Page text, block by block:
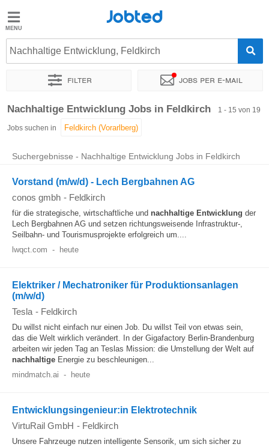
Jobted
Jobs
Jobted
Nachhaltige Entwicklung, Feldkirch
Filter Jobs per e-mail
Sortieren nach Genauer Standort Unternehmen
Nachhaltige Entwicklung Jobs in Feldkirch 1 - 15 von 19
Jobs suchen in
Suchergebnisse - Nachhaltige Entwicklung Jobs in Feldkirch
Vorstand (m/w/d) - Lech Bergbahnen AG
conos gmbh - Feldkirch
für die strategische, wirtschaftliche und nachhaltige Entwicklung der
Lech Bergbahnen AG und setzen richtungsweisende Infrastruktur-,
Seilbahn- und Tourismusprojekte erfolgreich um....
lwqct.com - heute
Elektriker / Mechatroniker für Produktionsanlagen
(m/w/d)
Tesla - Feldkirch
Du willst nicht einfach nur einen Job. Du willst Teil von etwas sein,
das die Welt wirklich verändert. In der Gigafactory Berlin-Brandenburg
arbeiten wir jeden Tag an Teslas Mission: die Umstellung der Welt auf
nachhaltige Energie zu beschleunigen...
mindmatch.ai - heute
Entwicklungsingenieur:in Elektrotechnik
VirtuRail GmbH - Feldkirch
Unsere Fahrzeuge nutzen intelligente Sensorik, um sich sicher zu